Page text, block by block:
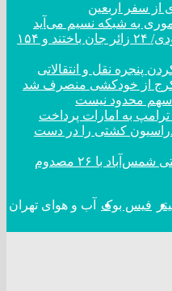
به شبکه نسیم می‌آید
مهران در صدر مسیر‌های ورودی/ ۲۴ زائر جان باختند و ۱۵۴
پنجره نقل و انتقالاتی
سهم محدود نیست
به امارات پرداخت
کشتی را در دست
فیس بوک
آب و هوای تهران